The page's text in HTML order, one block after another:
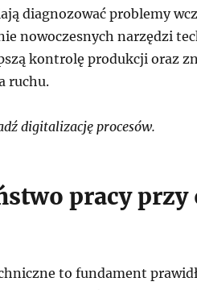
diagnozować problemy
nowoczesnych narzędzi
kontrolę produkcji oraz
ruchu.
digitalizację procesów.
pracy przy
to fundament